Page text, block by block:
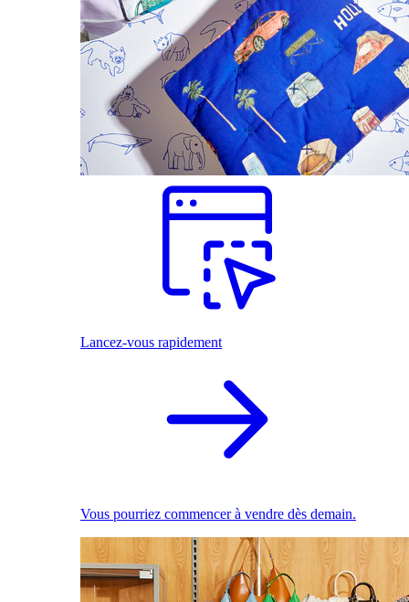
Lancez-vous rapidement
Vous pourriez commencer à vendre dès demain.